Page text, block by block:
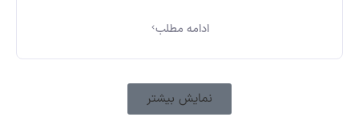
ادامه مطلب
نمایش بیشتر